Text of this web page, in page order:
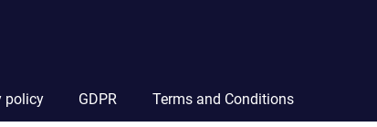
policy GDPR Terms and Conditions